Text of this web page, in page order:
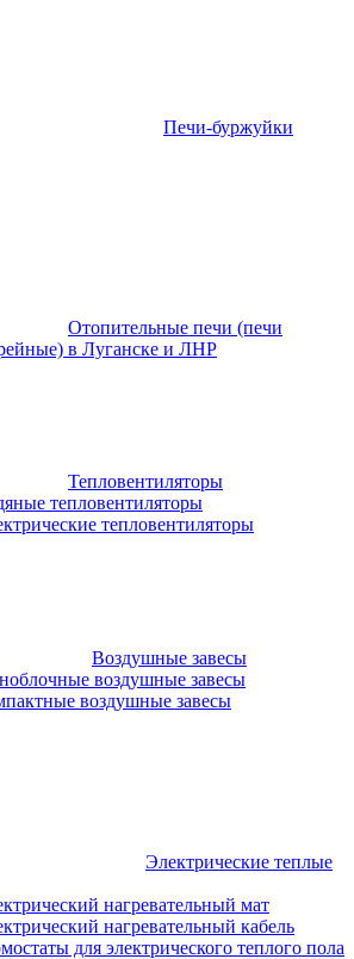
Печи-буржуйки
Отопительные печи (печи
в Луганске и ЛНР
Тепловентиляторы
тепловентиляторы
тепловентиляторы
Воздушные завесы
воздушные завесы
воздушные завесы
Электрические теплые
нагревательный мат
нагревательный кабель
для электрического теплого пола